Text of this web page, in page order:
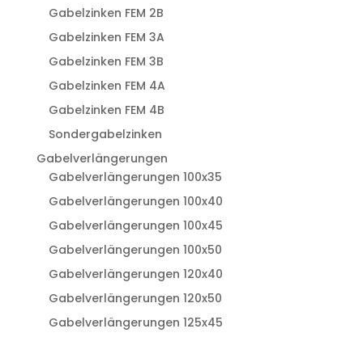
Gabelzinken FEM 2B
Gabelzinken FEM 3A
Gabelzinken FEM 3B
Gabelzinken FEM 4A
Gabelzinken FEM 4B
Sondergabelzinken
Gabelverlängerungen
Gabelverlängerungen 100x35
Gabelverlängerungen 100x40
Gabelverlängerungen 100x45
Gabelverlängerungen 100x50
Gabelverlängerungen 120x40
Gabelverlängerungen 120x50
Gabelverlängerungen 125x45